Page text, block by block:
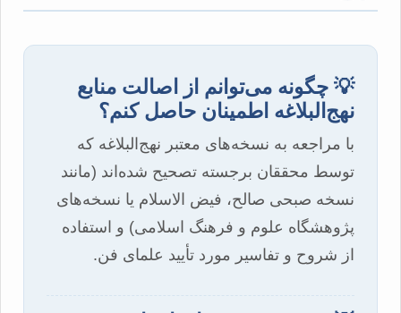
💡 چگونه می‌توانم از اصالت منابع
نهج‌البلاغه اطمینان حاصل کنم؟
با مراجعه به نسخه‌های معتبر نهج‌البلاغه که
توسط محققان برجسته تصحیح شده‌اند (مانند
نسخه صبحی صالح، فیض الاسلام یا نسخه‌های
پژوهشگاه علوم و فرهنگ اسلامی) و استفاده
از شروح و تفاسیر مورد تأیید علمای فن.